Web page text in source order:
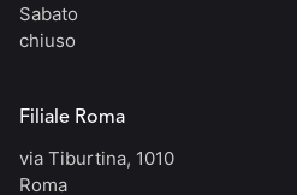
Sabato
chiuso
Filiale Roma
via Tiburtina, 1010
Roma